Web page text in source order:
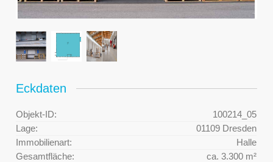
Eckdaten
Objekt-ID:
100214_05
Lage:
01109 Dresden
Immobilienart:
Halle
Gesamtfläche:
ca. 3.300 m²